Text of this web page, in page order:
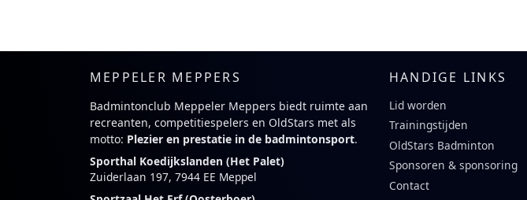
MEPPELER MEPPERS
Badmintonclub Meppeler Meppers biedt ruimte aan
recreanten, competitiespelers en OldStars met als
motto: Plezier en prestatie in de badmintonsport.
Sporthal Koedijkslanden (Het Palet)
Zuiderlaan 197, 7944 EE Meppel
HANDIGE LINKS
Lid worden
Trainingstijden
OldStars Badminton
Sponsoren & sponsoring
Contact